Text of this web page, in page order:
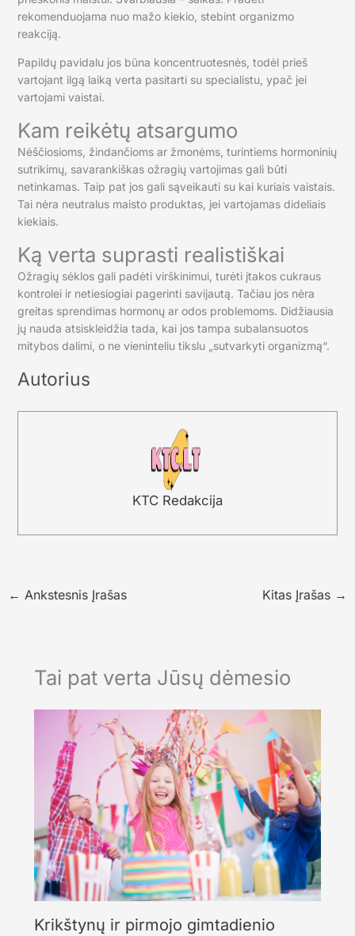
rekomenduojama nuo mažo kiekio, stebint organizmo
reakciją.
Papildų pavidalu jos būna koncentruotesnės, todėl prieš
vartojant ilgą laiką verta pasitarti su specialistu, ypač jei
vartojami vaistai.
Kam reikėtų atsargumo
Nėščiosioms, žindančioms ar žmonėms, turintiems hormoninių
sutrikimų, savarankiškas ožragių vartojimas gali būti
netinkamas. Taip pat jos gali sąveikauti su kai kuriais vaistais.
Tai nėra neutralus maisto produktas, jei vartojamas dideliais
kiekiais.
Ką verta suprasti realistiškai
Ožragių sėklos gali padėti virškinimui, turėti įtakos cukraus
kontrolei ir netiesiogiai pagerinti savijautą. Tačiau jos nėra
greitas sprendimas hormonų ar odos problemoms. Didžiausia
jų nauda atsiskleidžia tada, kai jos tampa subalansuotos
mitybos dalimi, o ne vieninteliu tikslu „sutvarkyti organizmą“.
Autorius
KTC Redakcija
← Ankstesnis Įrašas Kitas Įrašas →
Tai pat verta Jūsų dėmesio
Krikštynų ir pirmojo gimtadienio